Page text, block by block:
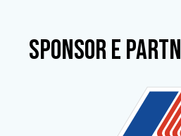
SPONSOR e